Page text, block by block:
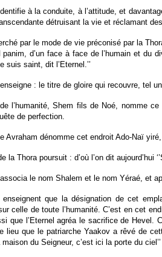
à la conduite, à l’attitude, et
détruisant la vie et réclamant
par le mode de vie préconisé par la
d’un face à face de l’humain et du
suis saint, dit l’Eternel.’’
enseigne : le titre de gloire qui recouvre, tel
de l’humanité, Shem fils de Noé,
de perfection.
Avraham dénomme cet endroit Ado-Naï
la Thora poursuit : d’où l’on dit aujourd’hui
associa le nom Shalem et le nom Yéraé, et
enseignent que la désignation de cet
celle de toute l’humanité. C’est en cet
que l’Eternel agréa le sacrifice de Hevel.
lieu que le patriarche Yaakov a rêvé de
du Seigneur, c’est ici la porte du